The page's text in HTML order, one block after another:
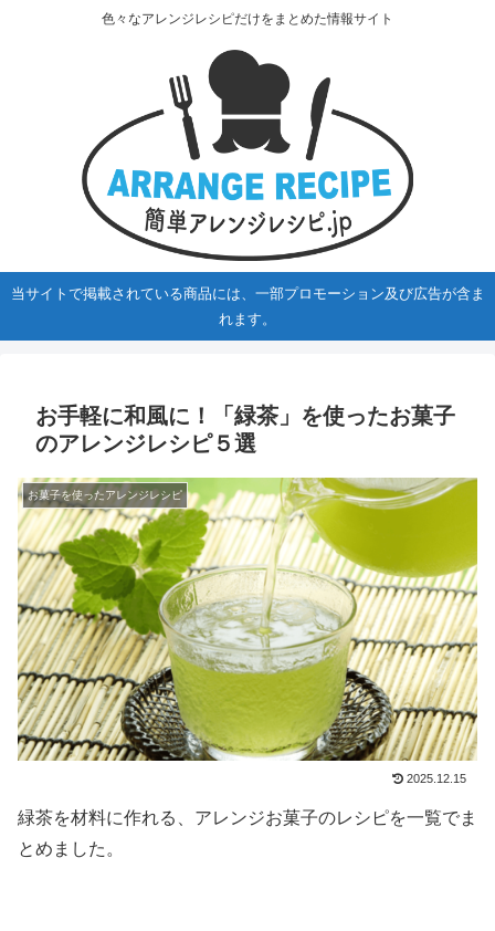
色々なアレンジレシピだけをまとめた情報サイト
当サイトで掲載されている商品には、一部プロモーション及び広告が含ま
れます。
お手軽に和風に！「緑茶」を使ったお菓子
のアレンジレシピ５選
お菓子を使ったアレンジレシピ
2025.12.15
緑茶を材料に作れる、アレンジお菓子のレシピを一覧でま
とめました。